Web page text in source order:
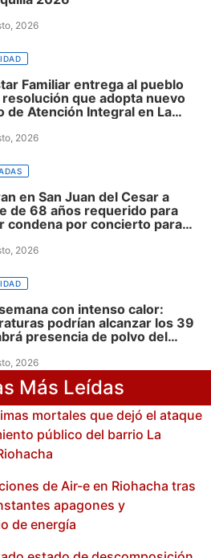
2026
Familiar entrega al pueblo
que adopta nuevo
de Atención Integral en La
2026
en San Juan del Cesar a
de 68 años requerido para
condena por concierto para
2026
con intenso calor:
podrían alcanzar los 39
presencia de polvo del
2026
Más Leídas
mortales que dejó el ataque
público del barrio La
de Air-e en Riohacha tras
apagones y
de energía